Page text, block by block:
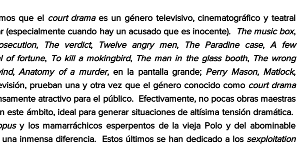
que el court drama es un género televisivo, cinematográfico y teatral
(especialmente cuando hay un acusado que es inocente).
The music box
, The verdict, Twelve angry men, The Paradine case, A few
of fortune, To kill a mokingbird, The man in the glass booth, The wrong
, Anatomy of a murder, en la pantalla grande; Perry Mason, Matlock
prueban una y otra vez que el género conocido como court drama
atractivo para el público.  Efectivamente, no pocas obras maestras
este ámbito, ideal para generar situaciones de altísima tensión dramática.
y los mamarráchicos esperpentos de la vieja Polo y del abominable
inmensa diferencia.  Estos últimos se han dedicado a los sexploitation